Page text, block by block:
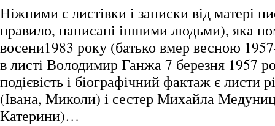
Ніжними є листівки і записки від матері
правило, написані іншими людьми), яка
восени1983 року (батько вмер весною
в листі Володимир Ганжа 7 березня 1957
подієвість і біографічний фактаж є листи
(Івана, Миколи) і сестер Михайла
Катерини)…